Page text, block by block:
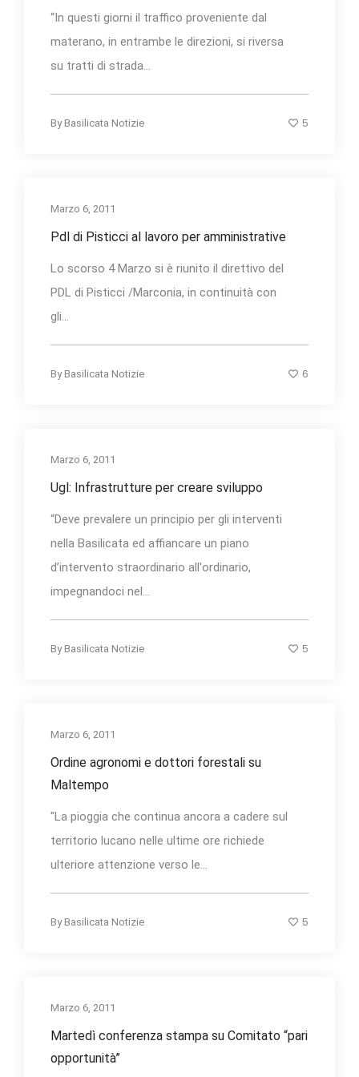
“In questi giorni il traffico proveniente dal
materano, in entrambe le direzioni, si riversa
su tratti di strada...
By Basilicata Notizie 5
Marzo 6, 2011
Pdl di Pisticci al lavoro per amministrative
Lo scorso 4 Marzo si è riunito il direttivo del
PDL di Pisticci /Marconia, in continuità con
gli...
By Basilicata Notizie 6
Marzo 6, 2011
Ugl: Infrastrutture per creare sviluppo
“Deve prevalere un principio per gli interventi
nella Basilicata ed affiancare un piano
d’intervento straordinario all'ordinario,
impegnandoci nel...
By Basilicata Notizie 5
Marzo 6, 2011
Ordine agronomi e dottori forestali su
Maltempo
"La pioggia che continua ancora a cadere sul
territorio lucano nelle ultime ore richiede
ulteriore attenzione verso le...
By Basilicata Notizie 5
Marzo 6, 2011
Martedì conferenza stampa su Comitato “pari
opportunità”